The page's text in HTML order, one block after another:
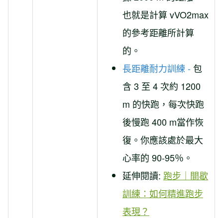
也就是計算 vVO2max
的參考距離所計算
的。
長距離耐力訓練 - 包
含 3 至 4 次約 1200
m 的快跑，每次快跑
後慢跑 400 m當作恢
復。你應該處於最大
心率的 90-95％。
延伸閱讀: 跑步｜間歇
訓練：如何精進跑步
表現？